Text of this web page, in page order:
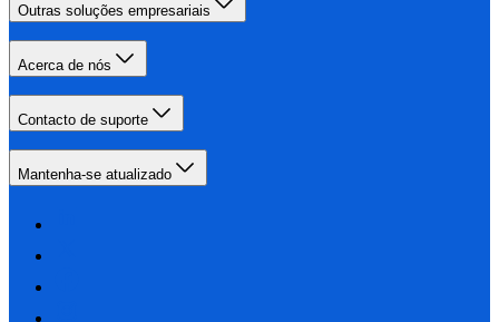
Outras soluções empresariais
Acerca de nós
Contacto de suporte
Mantenha-se atualizado